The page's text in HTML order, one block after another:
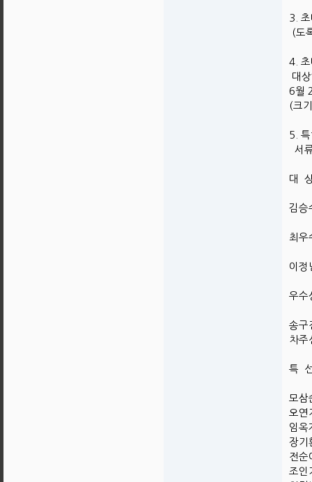
3.
(도
4. 초
대
6월
(크
5.
서
대
김승
최우
이정
우수
송구
차
특
모삼
오연
임
장기
전순
조인